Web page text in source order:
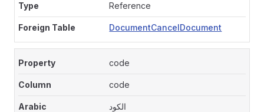
Reference
DocumentCancelDocument
code
code
الكود